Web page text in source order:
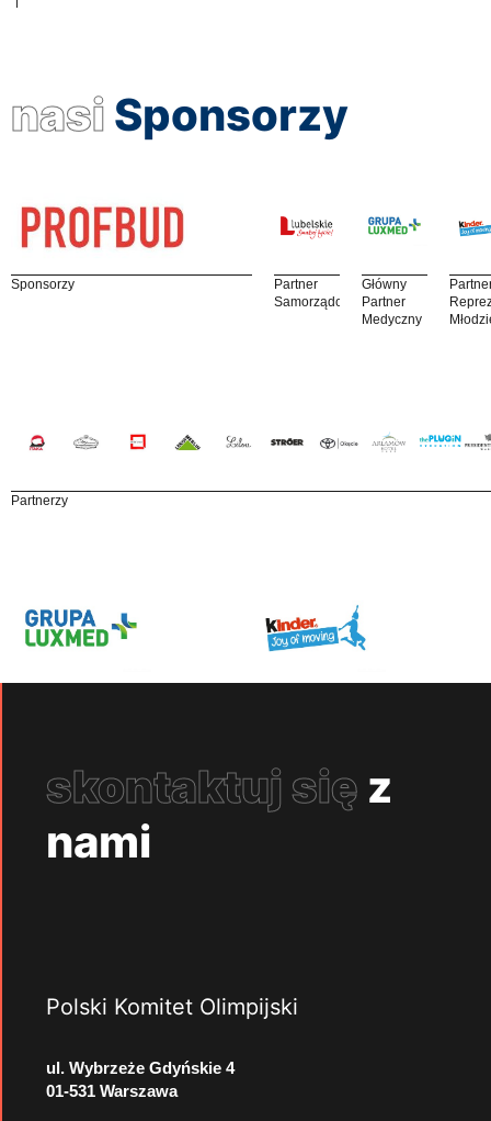
nasi Sponsorzy
Sponsorzy
Partner
Samorządowy
Główny
Partner
Medyczny
Partnerzy
skontaktuj się z
nami
Polski Komitet Olimpijski
ul. Wybrzeże Gdyńskie 4
01-531 Warszawa